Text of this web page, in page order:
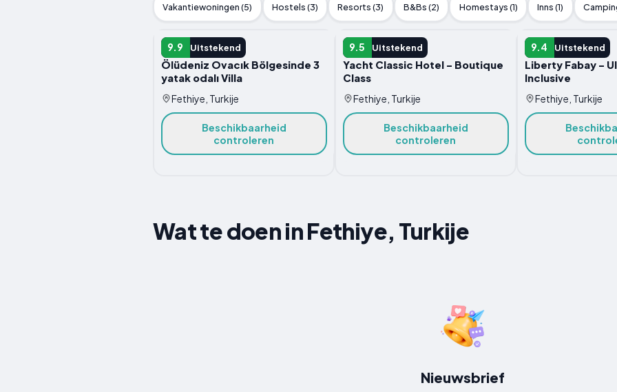
Vakantiewoningen (5) Hostels (3) Resorts (3) B&Bs (2) Homestays (1) Inns (1)
9.9 Uitstekend
HOTEL
Ölüdeniz Ovacık Bölgesinde 3
yatak odalı Villa
Fethiye, Turkije
Beschikbaarheid
controleren
9.5 Uitstekend
HOTEL
Yacht Classic Hotel - Boutique
Class
Fethiye, Turkije
Beschikbaarheid
controleren
9.4 Uitstekend
HOTEL
Liberty Fabay -
Inclusive
Fethiye, Turkije
Wat te doen in Fethiye, Turkije
Nieuwsbrief